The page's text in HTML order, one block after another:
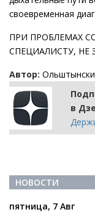
своевременная
ПРИ ПРОБЛЕМАХ
СПЕЦИАЛИСТУ, НЕ
Автор:
в
НОВОСТИ
пятница, 7 Авг